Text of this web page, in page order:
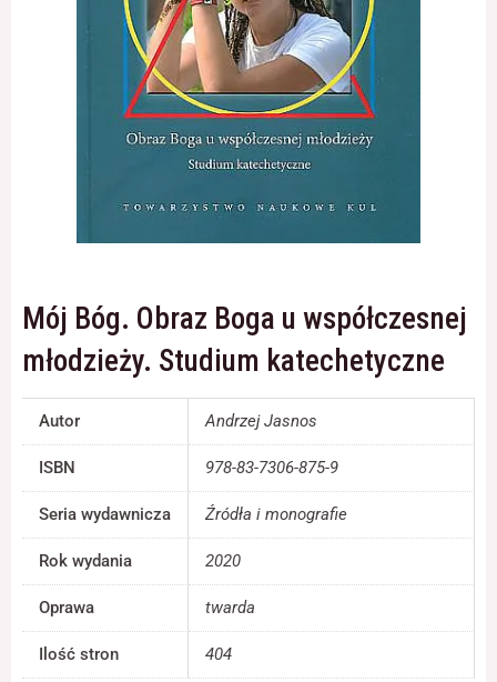
Mój Bóg. Obraz Boga u współczesnej
młodzieży. Studium katechetyczne
Autor Andrzej Jasnos
ISBN 978-83-7306-875-9
Seria wydawnicza Źródła i monografie
Rok wydania 2020
Oprawa twarda
Ilość stron 404
Konieczne
Te pliki cookie
nie są
opcjonalne. Są
one potrzebne
do
funkcjonowania
strony
Statystyka
Abyśmy mogli
poprawić
funkcjonalność
i strukturę
na podstawie
tego, jak strona
jest używana.
Doświadczenie
internetowa